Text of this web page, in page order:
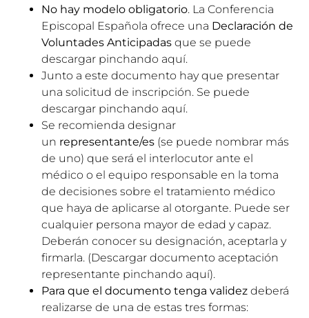
No hay modelo obligatorio. La Conferencia
Episcopal Española ofrece una Declaración de
Voluntades Anticipadas que se puede
descargar pinchando aquí.
Junto a este documento hay que presentar
una solicitud de inscripción. Se puede
descargar pinchando aquí.
Se recomienda designar
un representante/es (se puede nombrar más
de uno) que será el interlocutor ante el
médico o el equipo responsable en la toma
de decisiones sobre el tratamiento médico
que haya de aplicarse al otorgante. Puede ser
cualquier persona mayor de edad y capaz.
Deberán conocer su designación, aceptarla y
firmarla. (Descargar documento aceptación
representante pinchando aquí).
Para que el documento tenga validez deberá
realizarse de una de estas tres formas: